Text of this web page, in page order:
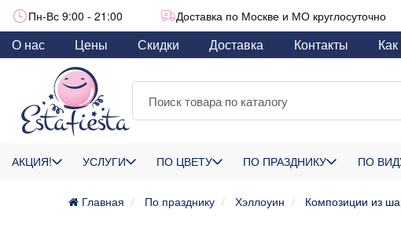
Пн-Вс 9:00 - 21:00 Доставка по Москве и МО круглосуточно
О нас Цены Скидки Доставка Контакты Как
АКЦИЯ! УСЛУГИ ПО ЦВЕТУ ПО ПРАЗДНИКУ ПО
Главная По празднику Хэллоуин Композиции из